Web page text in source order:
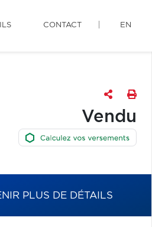
CONTACT EN
Vendu
PLUS DE DÉTAILS